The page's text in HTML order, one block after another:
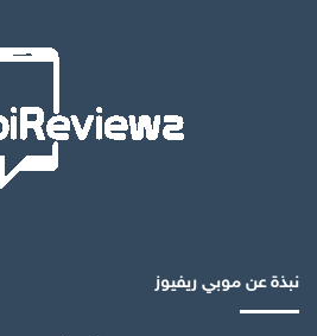
نبذة عن موبي ريفيوز